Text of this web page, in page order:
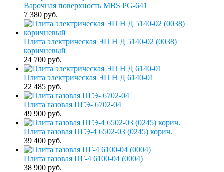
Варочная поверхность MBS PG-641
7 380 руб.
Плита электрическая ЭП Н Д 5140-02 (0038)
коричневый
24 700 руб.
Плита электрическая ЭП Н Д 6140-01
22 485 руб.
Плита газовая ПГЭ- 6702-04
49 900 руб.
Плита газовая ПГЭ-4 6502-03 (0245) корич.
39 400 руб.
Плита газовая ПГ-4 6100-04 (0004)
38 900 руб.